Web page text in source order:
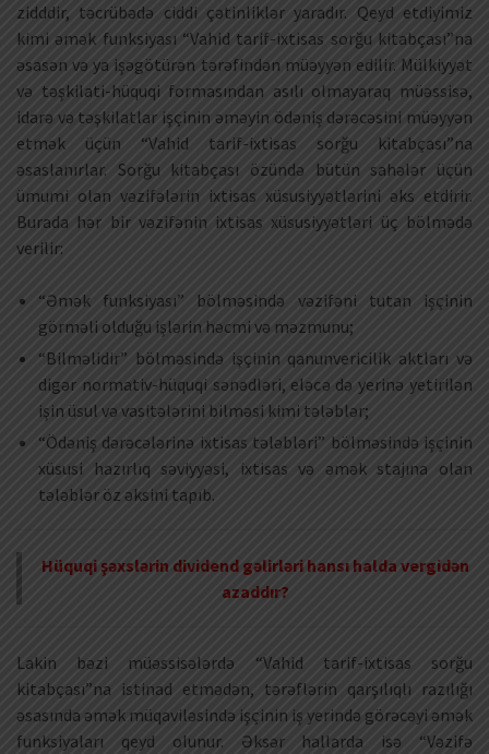
zidddir, təcrübədə ciddi çətinliklər yaradır. Qeyd etdiyimiz
kimi əmək funksiyası “Vahid tarif-ixtisas sorğu kitabçası”na
əsasən və ya işəgötürən tərəfindən müəyyən edilir. Mülkiyyət
və təşkilati-hüquqi formasından asılı olmayaraq müəssisə,
idarə və təşkilatlar işçinin əməyin ödəniş dərəcəsini müəyyən
etmək üçün “Vahid tarif-ixtisas sorğu kitabçası”na
əsaslanırlar. Sorğu kitabçası özündə bütün sahələr üçün
ümumi olan vəzifələrin ixtisas xüsusiyyətlərini əks etdirir.
Burada hər bir vəzifənin ixtisas xüsusiyyətləri üç bölmədə
verilir:
“Əmək funksiyası” bölməsində vəzifəni tutan işçinin
görməli olduğu işlərin həcmi və məzmunu;
“Bilməlidir” bölməsində işçinin qanunvericilik aktları və
digər normativ-hüquqi sənədləri, eləcə də yerinə yetirilən
işin üsul və vasitələrini bilməsi kimi tələblər;
“Ödəniş dərəcələrinə ixtisas tələbləri” bölməsində işçinin
xüsusi hazırlıq səviyyəsi, ixtisas və əmək stajına olan
tələblər öz əksini tapıb.
Hüquqi şəxslərin dividend gəlirləri hansı halda vergidən
azaddır?
Lakin bəzi müəssisələrdə “Vahid tarif-ixtisas sorğu
kitabçası”na istinad etmədən, tərəflərin qarşılıqlı razılığı
əsasında əmək müqaviləsində işçinin iş yerində görəcəyi əmək
funksiyaları qeyd olunur. Əksər hallarda isə “Vəzifə